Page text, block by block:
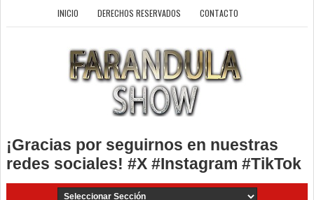
INICIO DERECHOS RESERVADOS CONTACTO
¡Gracias por seguirnos en nuestras
redes sociales! #X #Instagram #TikTok